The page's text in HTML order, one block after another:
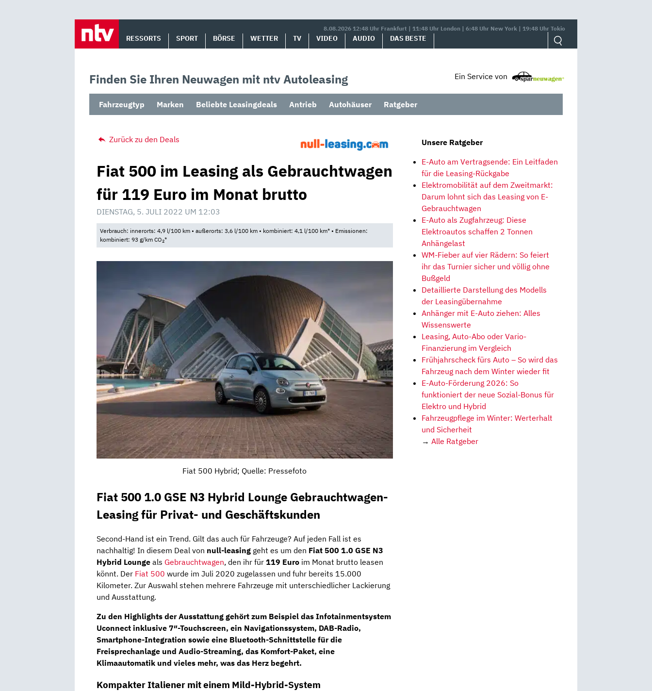
8.08.2026 12:48 Uhr Frankfurt | 11:48 Uhr London | 6:48 Uhr New York | 19:48 Uhr Tokio
RESSORTS SPORT BÖRSE WETTER TV VIDEO AUDIO DAS BESTE
Finden Sie Ihren Neuwagen mit ntv Autoleasing Ein Service von
Fahrzeugtyp Marken Beliebte Leasingdeals Antrieb Autohäuser Ratgeber
Zurück zu den Deals
Fiat 500 im Leasing als Gebrauchtwagen
für 119 Euro im Monat brutto
DIENSTAG, 5. JULI 2022 UM 12:03
Verbrauch: innerorts: 4,9 l/100 km • außerorts: 3,6 l/100 km • kombiniert: 4,1 l/100 km* • Emissionen:
kombiniert: 93 g/km CO2*
Fiat 500 Hybrid; Quelle: Pressefoto
Fiat 500 1.0 GSE N3 Hybrid Lounge Gebrauchtwagen-
Leasing für Privat- und Geschäftskunden
Second-Hand ist ein Trend. Gilt das auch für Fahrzeuge? Auf jeden Fall ist es
nachhaltig! In diesem Deal von null-leasing geht es um den Fiat 500 1.0 GSE N3
Hybrid Lounge als Gebrauchtwagen, den ihr für 119 Euro im Monat brutto leasen
könnt. Der Fiat 500 wurde im Juli 2020 zugelassen und fuhr bereits 15.000
Kilometer. Zur Auswahl stehen mehrere Fahrzeuge mit unterschiedlicher Lackierung
und Ausstattung.
Zu den Highlights der Ausstattung gehört zum Beispiel das Infotainmentsystem
Uconnect inklusive 7″-Touchscreen, ein Navigationssystem, DAB-Radio,
Smartphone-Integration sowie eine Bluetooth-Schnittstelle für die
Freisprechanlage und Audio-Streaming, das Komfort-Paket, eine
Klimaautomatik und vieles mehr, was das Herz begehrt.
Kompakter Italiener mit einem Mild-Hybrid-System
Unsere Ratgeber
E-Auto am Vertragsende: Ein Leitfaden
für die Leasing-Rückgabe
Elektromobilität auf dem Zweitmarkt:
Darum lohnt sich das Leasing von E-
Gebrauchtwagen
E-Auto als Zugfahrzeug: Diese
Elektroautos schaffen 2 Tonnen
Anhängelast
WM-Fieber auf vier Rädern: So feiert
ihr das Turnier sicher und völlig ohne
Bußgeld
Detaillierte Darstellung des Modells
der Leasingübernahme
Anhänger mit E-Auto ziehen: Alles
Wissenswerte
Leasing, Auto-Abo oder Vario-
Finanzierung im Vergleich
Frühjahrscheck fürs Auto – So wird das
Fahrzeug nach dem Winter wieder fit
E-Auto-Förderung 2026: So
funktioniert der neue Sozial-Bonus für
Elektro und Hybrid
Fahrzeugpflege im Winter: Werterhalt
und Sicherheit
→ Alle Ratgeber